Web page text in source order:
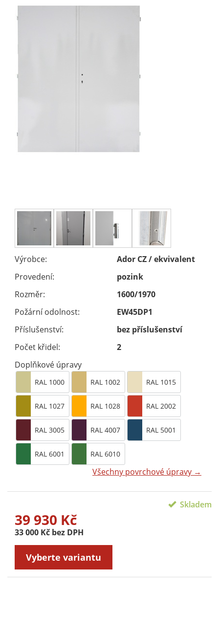
Výrobce:
Ador CZ / ekvivalent
Provedení:
pozink
Rozměr:
1600/1970
Požární odolnost:
EW45DP1
Příslušenství:
bez příslušenství
Počet křidel:
2
Doplňkové úpravy
RAL 1000 RAL 1002 RAL 1015
RAL 1027 RAL 1028 RAL 2002
RAL 3005 RAL 4007 RAL 5001
RAL 6001 RAL 6010
Všechny povrchové úpravy →
Skladem
39 930 Kč
33 000 Kč bez DPH
Vyberte variantu